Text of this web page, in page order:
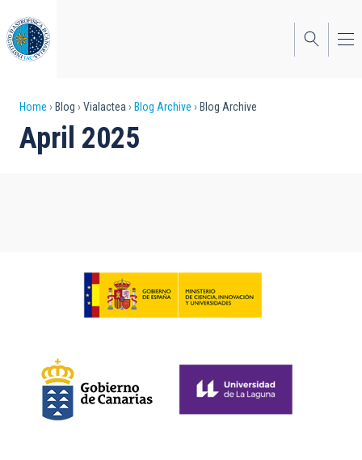
to
main
content
Breadcrumb
Home Blog Vialactea Blog Archive Blog Archive
April 2025